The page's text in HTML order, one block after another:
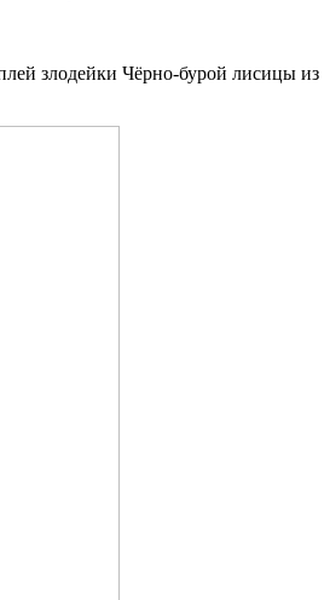
злодейки Чёрно-бурой лисицы из